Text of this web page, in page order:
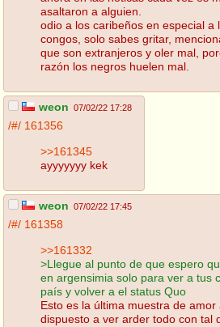
asaltaron a alguien.
odio a los caribeños en especial a
congos, solo sabes gritar,
que son extranjeros y oler mal,
razón los negros huelen mal.
weon 07/02/22 17:28
/#/ 161356
>>161345
ayyyyyyy kek
weon 07/02/22 17:45
/#/ 161358
>>161332
>Llegue al punto de que espero
en argensimia solo para ver a tus
país y volver a el status Quo
Esto es la última muestra de
dispuesto a ver arder todo con tal